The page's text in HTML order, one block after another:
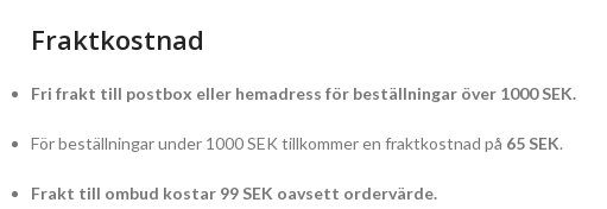
Fraktkostnad
Fri frakt till postbox eller hemadress för beställningar över 1000 SEK.
För beställningar under 1000 SEK tillkommer en fraktkostnad på 65 SEK.
Frakt till ombud kostar 99 SEK oavsett ordervärde.